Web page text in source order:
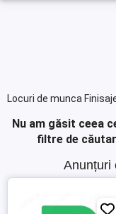
Locuri de munca
Nu am găsit ceea
filtre de
Anunțuri